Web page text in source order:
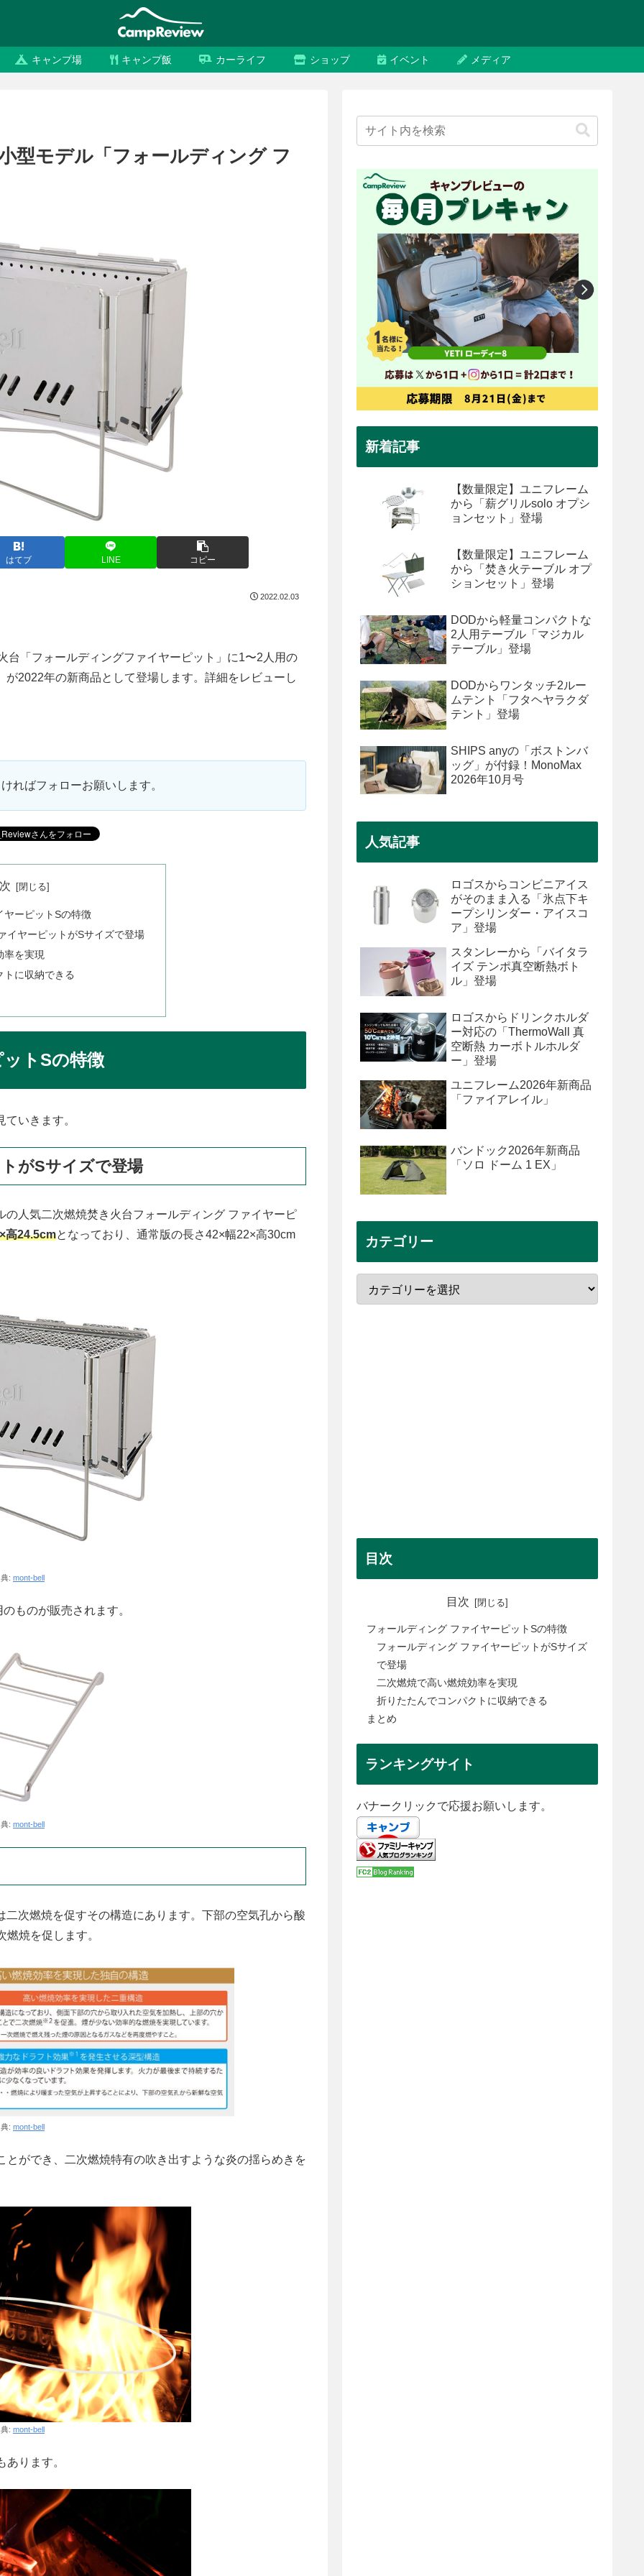
キャンプ場 キャンプ飯 カーライフ ショップ イベント メディア
型モデル「フォールディング フ
はてブ LINE コピー
2022.02.03
「フォールディングファイヤーピット」に1〜2人用の
2022年の新商品として登場します。詳細をレビューし
ればフォローお願いします。
ヤーピットSの特徴
イヤーピットがSサイズで登場
率を実現
トに収納できる
トSの特徴
いきます。
がSサイズで登場
人気二次燃焼焚き火台フォールディング ファイヤーピ
高24.5cmとなっており、通常版の長さ42×幅22×高30cm
: mont-bell
ものが販売されます。
: mont-bell
次燃焼を促すその構造にあります。下部の空気孔から酸
焼を促します。
: mont-bell
ができ、二次燃焼特有の吹き出すような炎の揺らめきを
: mont-bell
ります。
新着記事
【数量限定】ユニフレーム
から「薪グリルsolo オプシ
ョンセット」登場
【数量限定】ユニフレーム
から「焚き火テーブル オプ
ションセット」登場
DODから軽量コンパクトな
2人用テーブル「マジカル
テーブル」登場
DODからワンタッチ2ルー
ムテント「フタヘヤラクダ
テント」登場
SHIPS anyの「ボストンバ
ッグ」が付録！MonoMax
2026年10月号
人気記事
ロゴスからコンビニアイス
がそのまま入る「氷点下キ
ープシリンダー・アイスコ
ア」登場
スタンレーから「バイタラ
イズ テンポ真空断熱ボト
ル」登場
ロゴスからドリンクホルダ
ー対応の「ThermoWall 真
空断熱 カーボトルホルダ
ー」登場
ユニフレーム2026年新商品
「ファイアレイル」
バンドック2026年新商品
「ソロ ドーム 1 EX」
カテゴリー
目次
目次
フォールディング ファイヤーピットSの特徴
フォールディング ファイヤーピットがSサイズ
で登場
二次燃焼で高い燃焼効率を実現
折りたたんでコンパクトに収納できる
まとめ
ランキングサイト
バナークリックで応援お願いします。